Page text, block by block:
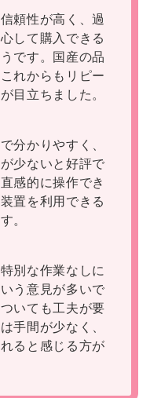
頼性が高く、過
して購入できる
です。国産の品
れからもリピー
目立ちました。
分かりやすく、
少ないと好評で
感的に操作でき
置を利用できる
。
別な作業なしに
う意見が多いで
いても工夫が要
手間が少なく、
ると感じる方が